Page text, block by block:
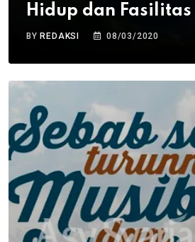
Hidup dan
BY REDAKSI 08/03/2020